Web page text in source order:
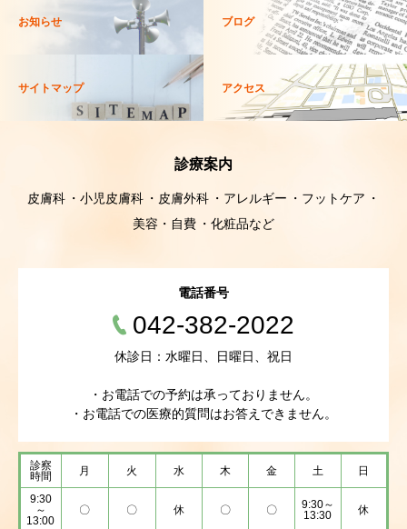
お知らせ ブログ
サイトマップ アクセス
診療案内
皮膚科 小児皮膚科 皮膚外科 アレルギー
フットケア
美容・自費
化粧品など
電話番号
042-382-2022
休診日：水曜日、日曜日、祝日
・お電話での予約は承っておりません。
・お電話での医療的質問はお答えできません。
診察
時間
月 火 水 木 金 土 日
9:30
～
13:00
〇 〇 休 〇 〇
9:30～
13:30
休